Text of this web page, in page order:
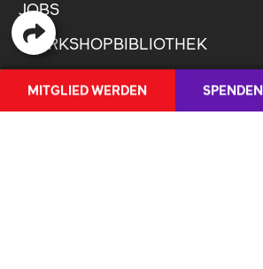
JOBS
WORKSHOPBIBLIOTHEK
ARCHIV
MITGLIED WERDEN SPENDEN